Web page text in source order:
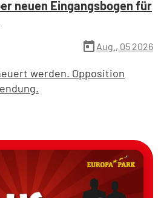
neuen Eingangsbogen für
today Aug., 05 2026
werden. Opposition